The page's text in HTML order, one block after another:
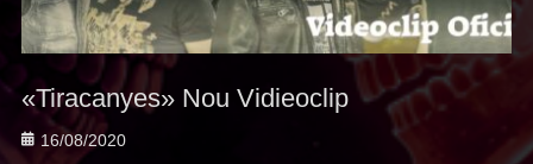
«Tiracanyes» Nou Vidieoclip
Posted
16/08/2020